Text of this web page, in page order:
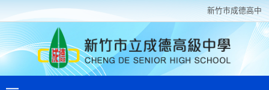
新竹巿成德高中